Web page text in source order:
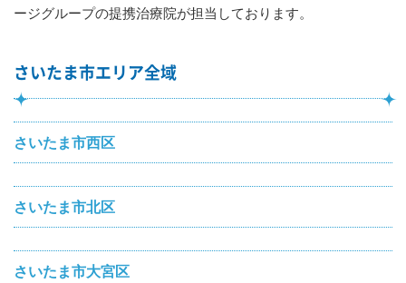
ージグループの提携治療院が担当しております。
さいたま市エリア全域
さいたま市西区
さいたま市北区
さいたま市大宮区